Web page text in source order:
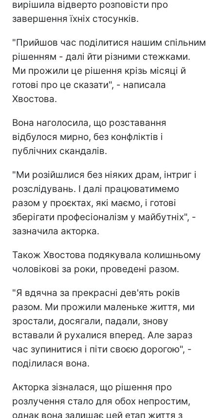
вирішила відверто розповісти про
завершення їхніх стосунків.
"Прийшов час поділитися нашим спільним
рішенням - далі йти різними стежками.
Ми прожили це рішення крізь місяці й
готові про це сказати", - написала
Хвостова.
Вона наголосила, що розставання
відбулося мирно, без конфліктів і
публічних скандалів.
"Ми розійшлися без ніяких драм, інтриг і
розслідувань. І далі працюватимемо
разом у проєктах, які маємо, і готові
зберігати професіоналізм у майбутніх", -
зазначила акторка.
Також Хвостова подякувала колишньому
чоловікові за роки, проведені разом.
"Я вдячна за прекрасні дев'ять років
разом. Ми прожили маленьке життя, ми
зростали, досягали, падали, знову
вставали й рухалися вперед. Але зараз
час зупинитися і піти своєю дорогою", -
поділилася вона.
Акторка зізналася, що рішення про
розлучення стало для обох непростим,
однак вона залишає цей етап життя з